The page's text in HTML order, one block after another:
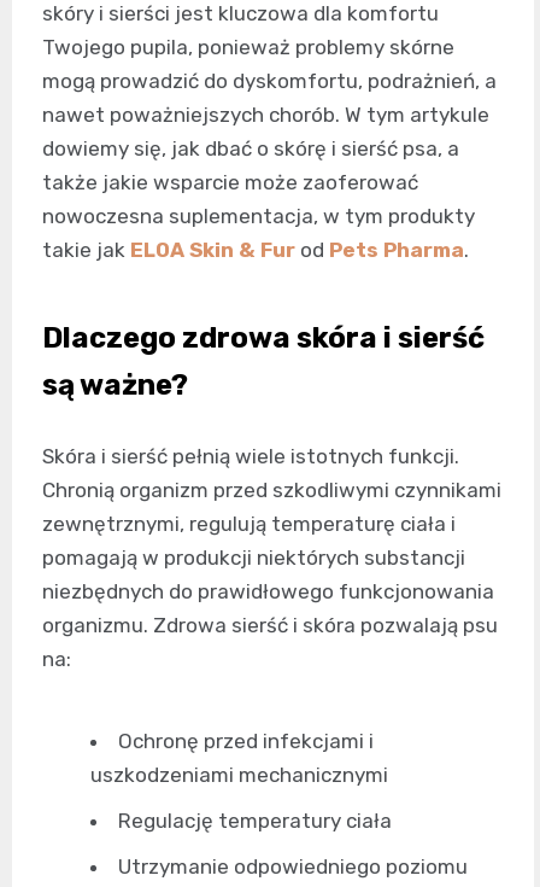
skóry i sierści jest kluczowa dla komfortu
Twojego pupila, ponieważ problemy skórne
mogą prowadzić do dyskomfortu, podrażnień, a
nawet poważniejszych chorób. W tym artykule
dowiemy się, jak dbać o skórę i sierść psa, a
także jakie wsparcie może zaoferować
nowoczesna suplementacja, w tym produkty
takie jak ELOA Skin & Fur od Pets Pharma.
Dlaczego zdrowa skóra i sierść
są ważne?
Skóra i sierść pełnią wiele istotnych funkcji.
Chronią organizm przed szkodliwymi czynnikami
zewnętrznymi, regulują temperaturę ciała i
pomagają w produkcji niektórych substancji
niezbędnych do prawidłowego funkcjonowania
organizmu. Zdrowa sierść i skóra pozwalają psu
na:
Ochronę przed infekcjami i
uszkodzeniami mechanicznymi
Regulację temperatury ciała
Utrzymanie odpowiedniego poziomu